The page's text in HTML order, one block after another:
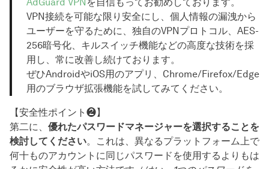
VPN接続を可能な限り安全にし、個人情報の漏洩から
ユーザーを守るために、独自のVPNプロトコル、AES-
256暗号化、キルスイッチ機能などの高度な技術を採
用し、常に改善し続けております。
ぜひAndroidやiOS用のアプリ、Chrome/Firefox/Edge
用のブラウザ拡張機能を試してみてください。
【安全性ポイント❷】
第二に、 優れたパスワードマネージャーを選択することを
検討してください。これは、異なるプラットフォーム上で
何十ものアカウントに同じパスワードを使用するよりもは